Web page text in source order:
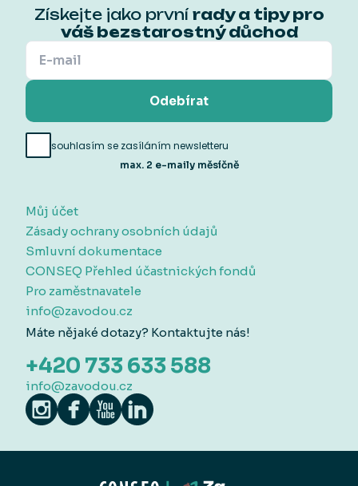
Získejte jako první rady a tipy pro
váš bezstarostný důchod
Odebírat
souhlasím se zasíláním newsletteru
max. 2 e-maily měsíčně
Můj účet
Zásady ochrany osobních údajů
Smluvní dokumentace
CONSEQ Přehled účastnických fondů
Pro zaměstnavatele
info@zavodou.cz
Máte nějaké dotazy? Kontaktujte nás!
+420 733 633 588
info@zavodou.cz